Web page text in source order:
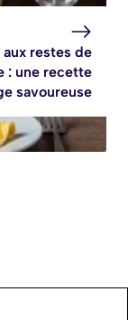
restes de
: une recette
savoureuse